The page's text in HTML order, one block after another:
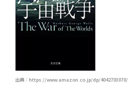
出典：https://www.amazon.co.jp/dp/4042703070/